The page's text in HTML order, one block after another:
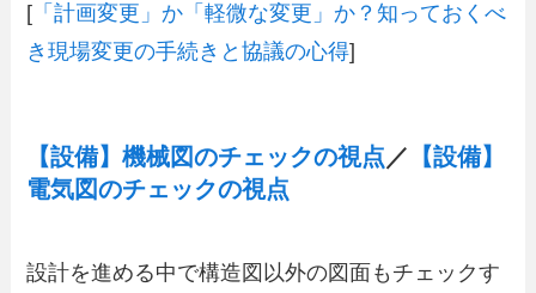
[ 「計画変更」か「軽微な変更」か？知っておくべ
き現場変更の手続きと協議の心得]
【設備】機械図のチェックの視点 ／
【設備】
電気図のチェックの視点
設計を進める中で構造図以外の図面もチェックす